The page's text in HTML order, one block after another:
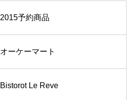
2015予約商品
オーケーマート
Bistorot Le Reve